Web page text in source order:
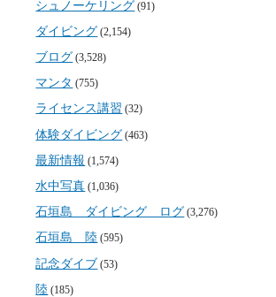
シュノーケリング (91)
ダイビング (2,154)
ブログ (3,528)
マンタ (755)
ライセンス講習 (32)
体験ダイビング (463)
最新情報 (1,574)
水中写真 (1,036)
石垣島 ダイビング ログ (3,276)
石垣島 陸 (595)
記念ダイブ (53)
陸 (185)